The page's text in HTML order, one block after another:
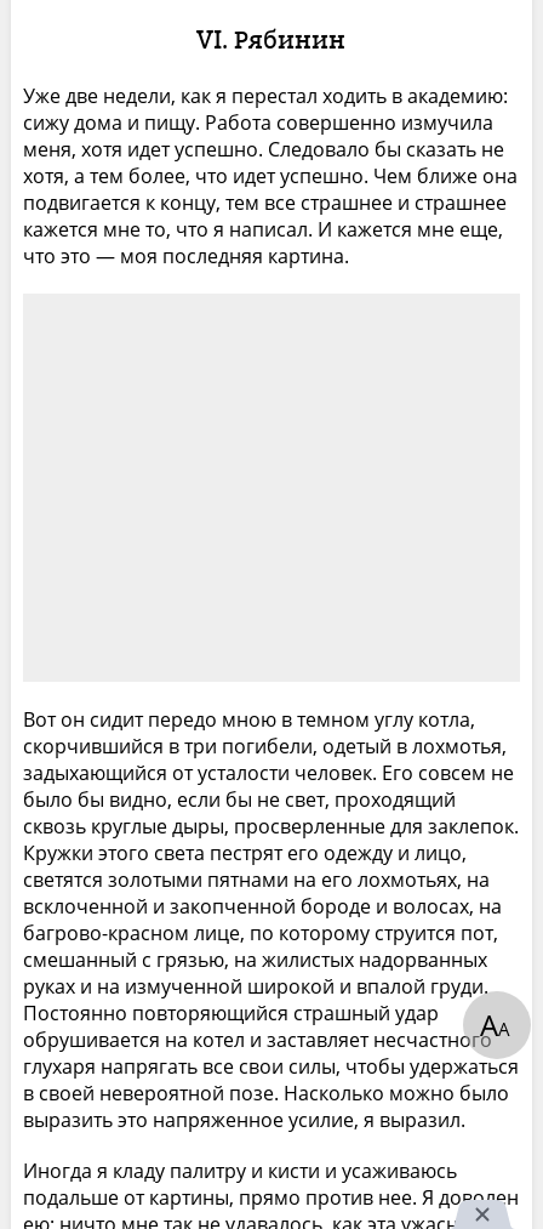
VI. Рябинин
Уже две недели, как я перестал ходить в академию:
сижу дома и пищу. Работа совершенно измучила
меня, хотя идет успешно. Следовало бы сказать не
хотя, а тем более, что идет успешно. Чем ближе она
подвигается к концу, тем все страшнее и страшнее
кажется мне то, что я написал. И кажется мне еще,
что это — моя последняя картина.
Вот он сидит передо мною в темном углу котла,
скорчившийся в три погибели, одетый в лохмотья,
задыхающийся от усталости человек. Его совсем не
было бы видно, если бы не свет, проходящий
сквозь круглые дыры, просверленные для заклепок.
Кружки этого света пестрят его одежду и лицо,
светятся золотыми пятнами на его лохмотьях, на
всклоченной и закопченной бороде и волосах, на
багрово-красном лице, по которому струится пот,
смешанный с грязью, на жилистых надорванных
руках и на измученной широкой и впалой груди.
Постоянно повторяющийся страшный удар
обрушивается на котел и заставляет несчастного
глухаря напрягать все свои силы, чтобы удержаться
в своей невероятной позе. Насколько можно было
выразить это напряженное усилие, я выразил.
Иногда я кладу палитру и кисти и усаживаюсь
подальше от картины, прямо против нее. Я доволен
АА